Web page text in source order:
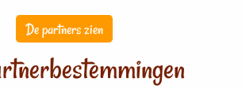
De partners zien